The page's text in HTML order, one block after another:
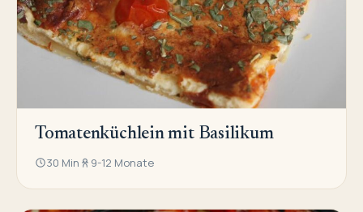
Tomatenküchlein mit Basilikum
30 Min 9-12 Monate